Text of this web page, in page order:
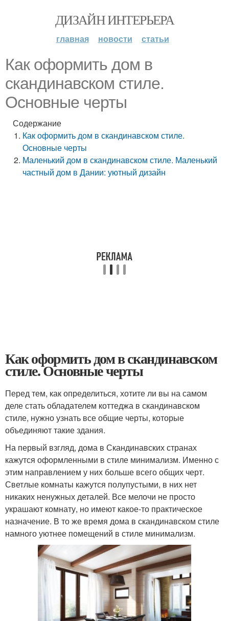
ДИЗАЙН ИНТЕРЬЕРА
главная новости статьи
Как оформить дом в
скандинавском стиле.
Основные черты
Содержание
Как оформить дом в скандинавском стиле.
Основные черты
Маленький дом в скандинавском стиле. Маленький
частный дом в Дании: уютный дизайн
Как оформить дом в скандинавском
стиле. Основные черты
Перед тем, как определиться, хотите ли вы на самом
деле стать обладателем коттеджа в скандинавском
стиле, нужно узнать все общие черты, которые
объединяют такие здания.
На первый взгляд, дома в Скандинавских странах
кажутся оформленными в стиле минимализм. Именно с
этим направлением у них больше всего общих черт.
Светлые комнаты кажутся полупустыми, в них нет
никаких ненужных деталей. Все мелочи не просто
украшают комнату, но имеют какое-то практическое
назначение. В то же время дома в скандинавском стиле
намного уютнее помещений в стиле минимализм.